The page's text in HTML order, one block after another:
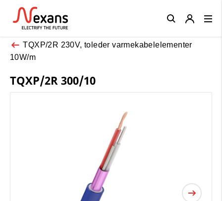
TQXP/2R 230V, toleder varmekabelelementer
10W/m
TQXP/2R 300/10
Close